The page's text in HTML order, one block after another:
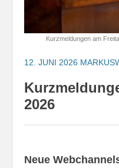
Kurzmeldungen am
12. JUNI 2026
2026
Neue